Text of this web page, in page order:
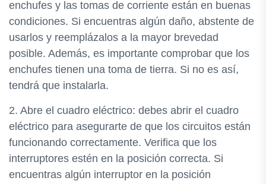
enchufes y las tomas de corriente están en buenas
condiciones. Si encuentras algún daño, abstente de
usarlos y reemplázalos a la mayor brevedad
posible. Además, es importante comprobar que los
enchufes tienen una toma de tierra. Si no es así,
tendrá que instalarla.
2. Abre el cuadro eléctrico: debes abrir el cuadro
eléctrico para asegurarte de que los circuitos están
funcionando correctamente. Verifica que los
interruptores estén en la posición correcta. Si
encuentras algún interruptor en la posición